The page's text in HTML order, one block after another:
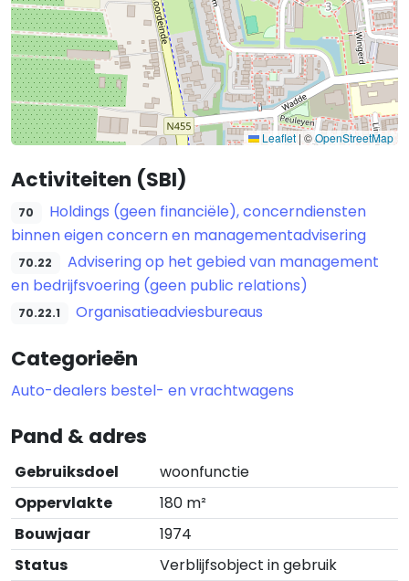
Leaflet | ©OpenStreetMap
Activiteiten (SBI)
70
Holdings (geen financiële), concerndiensten
binnen eigen concern en managementadvisering
70.22
Advisering op het gebied van management
en bedrijfsvoering (geen public relations)
70.22.1 Organisatieadviesbureaus
Categorieën
Auto-dealers bestel- en vrachtwagens
Pand & adres
Gebruiksdoel
woonfunctie
Oppervlakte
180 m²
Bouwjaar
1974
Status
Verblijfsobject in gebruik